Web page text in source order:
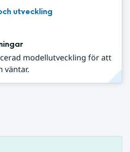
utveckling
modellutveckling för att
väntar.